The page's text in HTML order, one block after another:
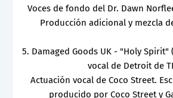
Voces de fondo del Dr. Dawn
Producción adicional y mezcla
5. Damaged Goods UK - "Holy Spirit"
vocal de Detroit de
Actuación vocal de Coco Street.
producido por Coco Street y